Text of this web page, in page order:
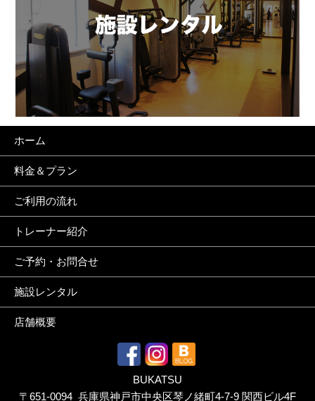
ホーム
料金＆プラン
ご利用の流れ
トレーナー紹介
ご予約・お問合せ
施設レンタル
店舗概要
BUKATSU
〒651-0094 兵庫県神戸市中央区琴ノ緒町4-7-9 関西ビル4F